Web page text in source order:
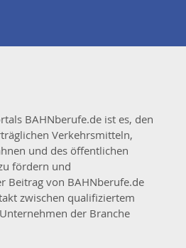
BAHNberufe.de ist es, den
Verkehrsmitteln,
und des öffentlichen
fördern und
Beitrag von BAHNberufe.de
zwischen qualifiziertem
der Branche